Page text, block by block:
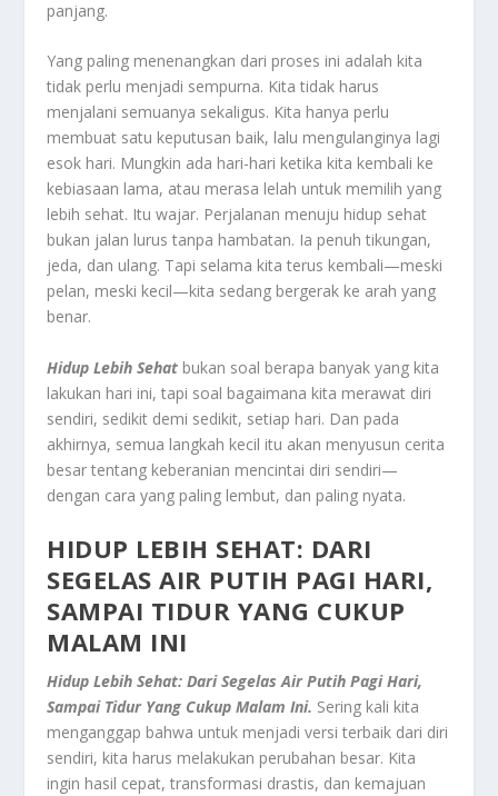
panjang.
Yang paling menenangkan dari proses ini adalah kita
tidak perlu menjadi sempurna. Kita tidak harus
menjalani semuanya sekaligus. Kita hanya perlu
membuat satu keputusan baik, lalu mengulanginya lagi
esok hari. Mungkin ada hari-hari ketika kita kembali ke
kebiasaan lama, atau merasa lelah untuk memilih yang
lebih sehat. Itu wajar. Perjalanan menuju hidup sehat
bukan jalan lurus tanpa hambatan. Ia penuh tikungan,
jeda, dan ulang. Tapi selama kita terus kembali—meski
pelan, meski kecil—kita sedang bergerak ke arah yang
benar.
Hidup Lebih Sehat bukan soal berapa banyak yang kita
lakukan hari ini, tapi soal bagaimana kita merawat diri
sendiri, sedikit demi sedikit, setiap hari. Dan pada
akhirnya, semua langkah kecil itu akan menyusun cerita
besar tentang keberanian mencintai diri sendiri—
dengan cara yang paling lembut, dan paling nyata.
HIDUP LEBIH SEHAT: DARI
SEGELAS AIR PUTIH PAGI HARI,
SAMPAI TIDUR YANG CUKUP
MALAM INI
Hidup Lebih Sehat: Dari Segelas Air Putih Pagi Hari,
Sampai Tidur Yang Cukup Malam Ini. Sering kali kita
menganggap bahwa untuk menjadi versi terbaik dari diri
sendiri, kita harus melakukan perubahan besar. Kita
ingin hasil cepat, transformasi drastis, dan kemajuan